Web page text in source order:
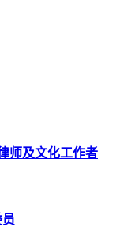
师及文化工作者